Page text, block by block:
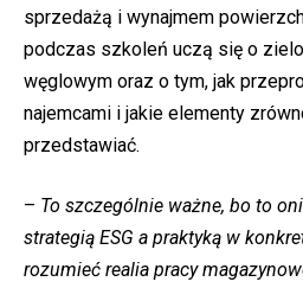
sprzedażą i wynajmem
podczas szkoleń uczą się o
węglowym oraz o tym, jak
najemcami i jakie elementy
przedstawiać.
– To szczególnie ważne, bo to
strategią ESG a praktyką w
rozumieć realia pracy